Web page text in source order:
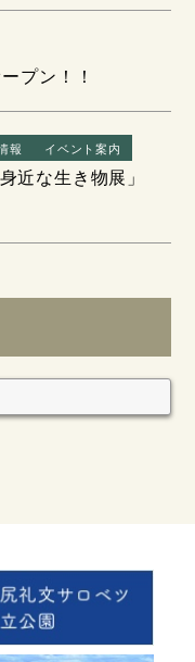
プン！！
報 イベント案内
近な生き物展」